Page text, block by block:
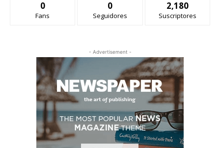
0
Fans
0
Seguidores
2,180
Suscriptores
- Advertisement -